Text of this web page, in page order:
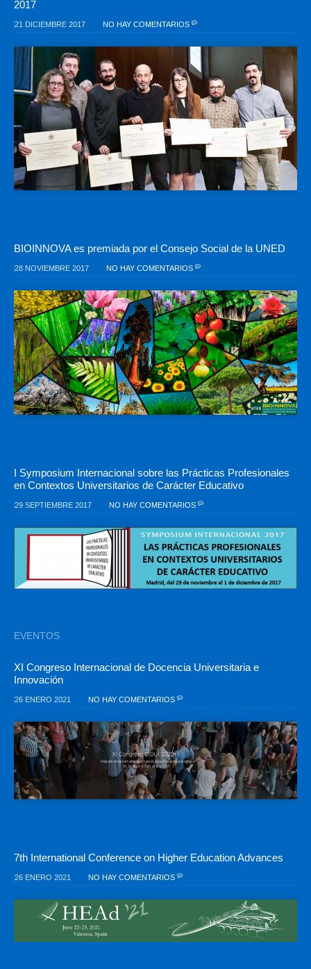
2017
21 DICIEMBRE 2017 NO HAY COMENTARIOS
BIOINNOVA es premiada por el Consejo Social de la UNED
28 NOVIEMBRE 2017 NO HAY COMENTARIOS
I Symposium Internacional sobre las Prácticas Profesionales
en Contextos Universitarios de Carácter Educativo
29 SEPTIEMBRE 2017 NO HAY COMENTARIOS
EVENTOS
XI Congreso Internacional de Docencia Universitaria e
Innovación
26 ENERO 2021 NO HAY COMENTARIOS
7th International Conference on Higher Education Advances
26 ENERO 2021 NO HAY COMENTARIOS